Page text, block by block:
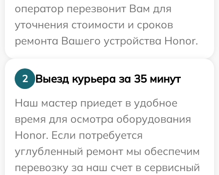
оператор перезвонит Вам для
уточнения стоимости и сроков
ремонта Вашего устройства Honor.
2
Выезд курьера за 35 минут
Наш мастер приедет в удобное
время для осмотра оборудования
Honor. Если потребуется
углубленный ремонт мы обеспечим
перевозку за наш счет в сервисный